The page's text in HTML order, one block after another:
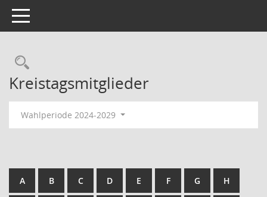
Toggle navigation
Kreistagsmitglieder
Wahlperiode 2024-2029
A B C D E F G H